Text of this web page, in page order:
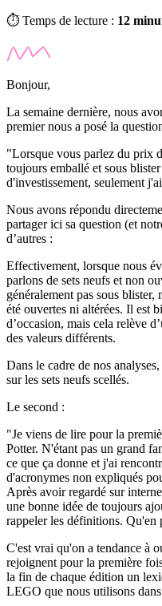
⏱️ Temps de lecture : 12
Bonjour,
La semaine dernière, nous
premier nous a posé la
"Lorsque vous parlez du prix
toujours emballé et sous
d'investissement, seulement
Nous avons répondu
partager ici sa question (et
d’autres :
Effectivement, lorsque nous
parlons de sets neufs et non
généralement pas sous
été ouvertes ni altérées. Il est
d’occasion, mais cela relève
des valeurs différents.
Dans le cadre de nos
sur les sets neufs scellés.
Le second :
"Je viens de lire pour la
Potter. N'étant pas un grand
ce que ça donne et j'ai
d'acronymes non expliqués
Après avoir regardé sur
une bonne idée de toujours
rappeler les définitions. Qu'en
C'est vrai qu'on a tendance à
rejoignent pour la première
la fin de chaque édition un
LEGO que nous utilisons